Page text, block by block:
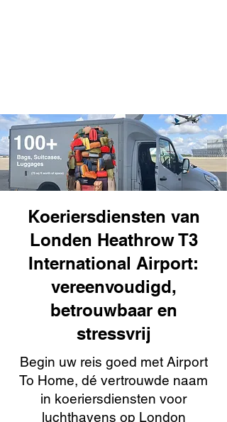
Koeriersdiensten van
Londen Heathrow T3
International Airport:
vereenvoudigd,
betrouwbaar en
stressvrij
Begin uw reis goed met Airport
To Home, dé vertrouwde naam
in koeriersdiensten voor
luchthavens op London